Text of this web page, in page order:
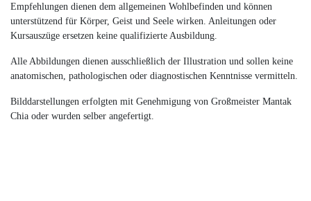
Empfehlungen dienen dem allgemeinen Wohlbefinden und können
unterstützend für Körper, Geist und Seele wirken. Anleitungen oder
Kursauszüge ersetzen keine qualifizierte Ausbildung.
Alle Abbildungen dienen ausschließlich der Illustration und sollen keine
anatomischen, pathologischen oder diagnostischen Kenntnisse vermitteln.
Bilddarstellungen erfolgten mit Genehmigung von Großmeister Mantak
Chia oder wurden selber angefertigt.